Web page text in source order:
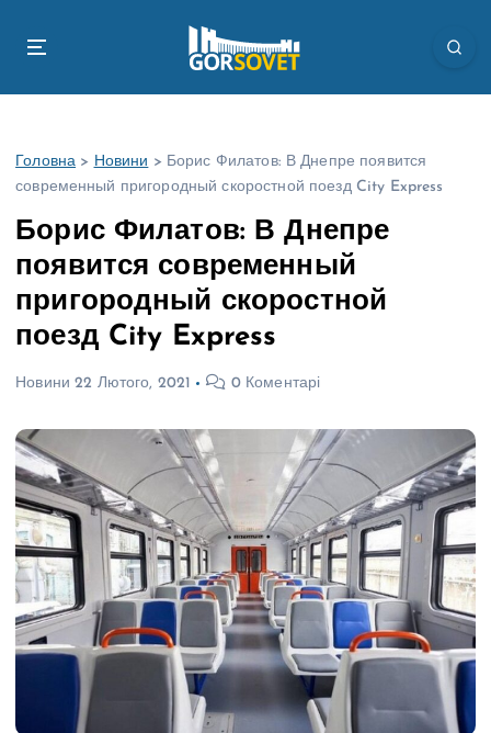
Головна > Новини > Борис Филатов: В Днепре появится
современный пригородный скоростной поезд City Express
Борис Филатов: В Днепре
появится современный
пригородный скоростной
поезд City Express
Новини 22 Лютого, 2021 0 Коментарі